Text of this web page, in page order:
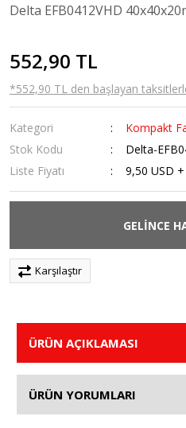
Delta EFB0412VHD
552,90 TL
*552,90 TL den başlayan
Kategori
Kompakt
Stok Kodu
Delta-
Liste Fiyatı
9,50 USD
GELİNCE
Karşılaştır
ÜRÜN AÇIKLAMASI
ÜRÜN YORUMLARI